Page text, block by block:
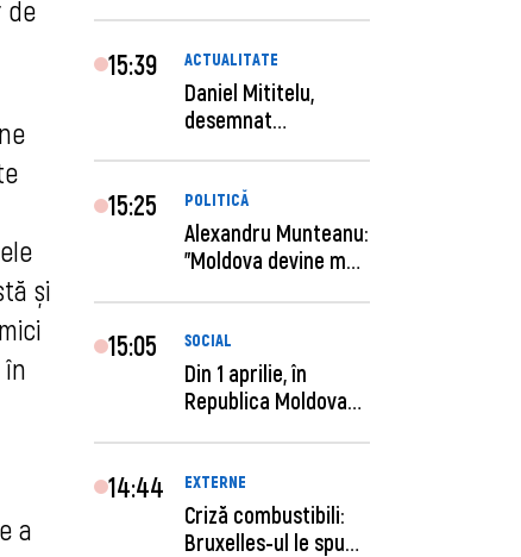
de
și
a
15:39 ACTUALITATE
Daniel Mititelu,
desemnat
15:25 POLITICĂ
Alexandru Munteanu:
"Moldova devine mai
15:05 SOCIAL
Din 1 aprilie, în
Republica Moldova
14:44 EXTERNE
Criză combustibili:
Bruxelles-ul le spune